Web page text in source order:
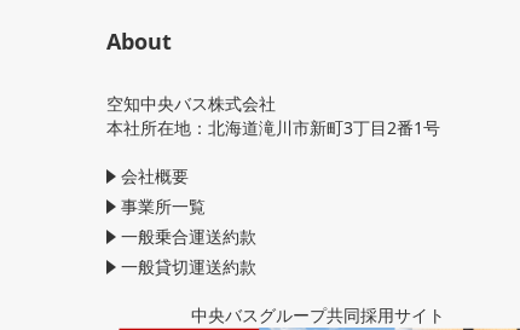
About
空知中央バス株式会社
本社所在地：北海道滝川市新町3丁目2番1号
会社概要
事業所一覧
一般乗合運送約款
一般貸切運送約款
中央バスグループ共同採用サイト